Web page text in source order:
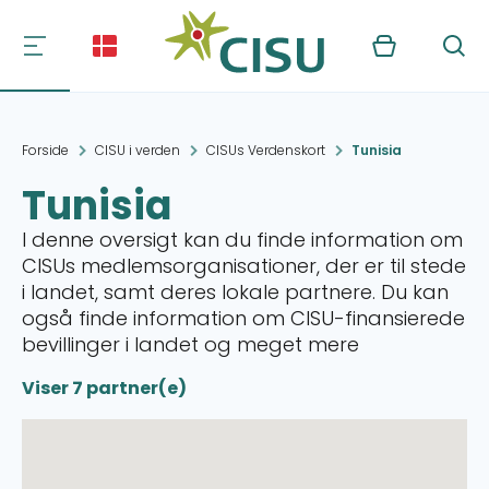
Kurv Søg
Forside CISU i verden CISUs Verdenskort Tunisia
Tunisia
I denne oversigt kan du finde information om
CISUs medlemsorganisationer, der er til stede
i landet, samt deres lokale partnere. Du kan
også finde information om CISU-finansierede
bevillinger i landet og meget mere
Viser 7 partner(e)